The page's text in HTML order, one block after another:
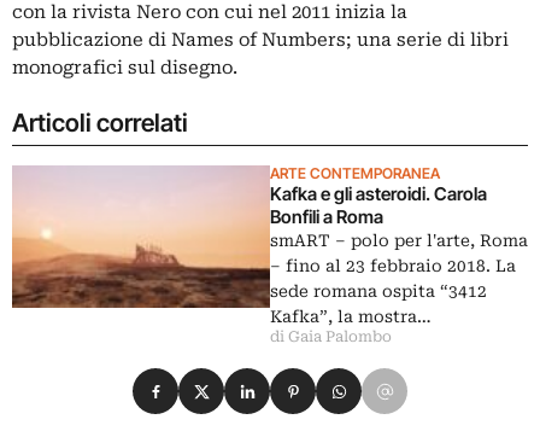
con la rivista Nero con cui nel 2011 inizia la
pubblicazione di Names of Numbers; una serie di libri
monografici sul disegno.
Articoli correlati
ARTE CONTEMPORANEA
Kafka e gli asteroidi. Carola
Bonfili a Roma
smART – polo per l'arte, Roma
‒ fino al 23 febbraio 2018. La
sede romana ospita “3412
Kafka”, la mostra…
di Gaia Palombo
Condividi su Facebook
Condividi su X
Condividi su LinkedIn
Condividi su Pinterest
Condividi su WhatsApp
Condividi su Email